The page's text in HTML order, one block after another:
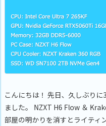
こんにちは！ 先日、久しぶり
ました。 NZXT H6 Flow ＆
部屋の明かりを消すとライティ